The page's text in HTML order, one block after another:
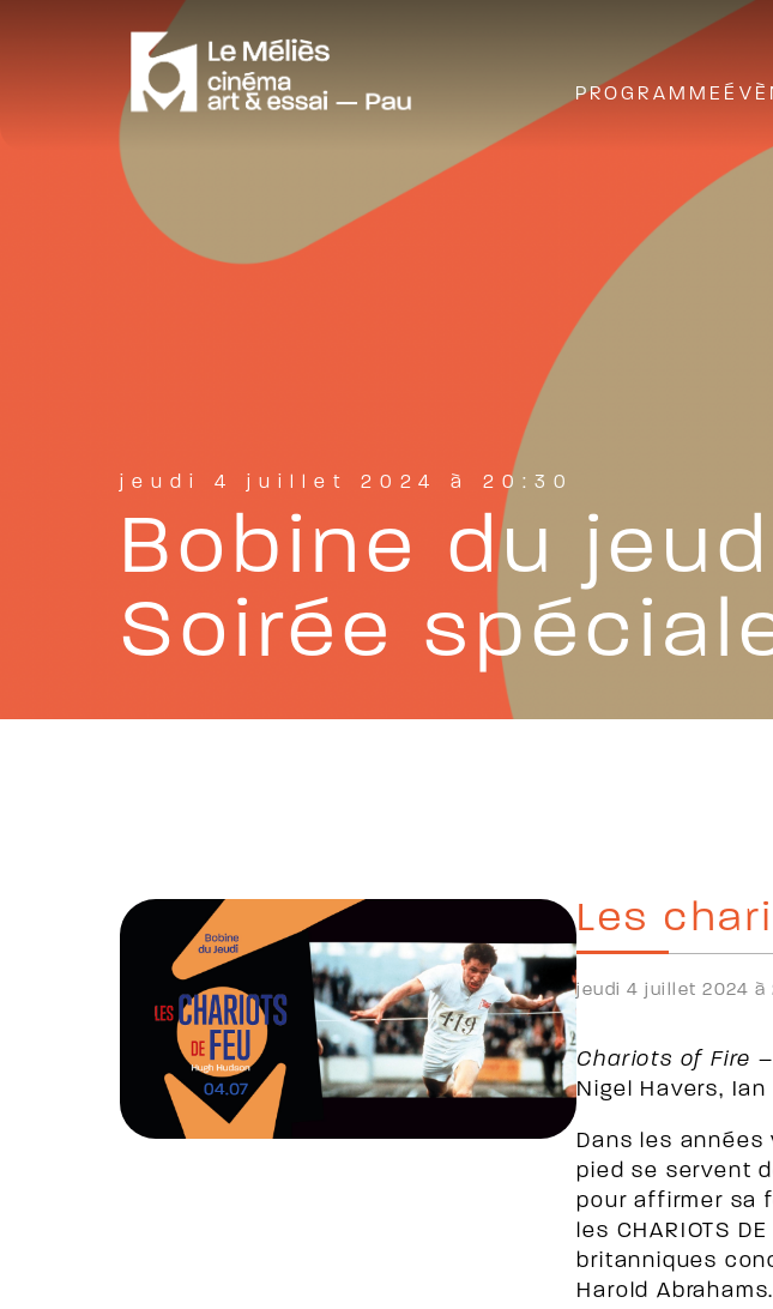
PROGRAMME
jeudi 4 juillet 2024 à 20:30
Bobine du
Soirée
Les
jeudi 4 juillet 2024 à
Chariots of Fire
Nigel Havers, Ian
Dans les
pied se servent
pour affirmer sa
les CHARIOTS
britanniques
Harold